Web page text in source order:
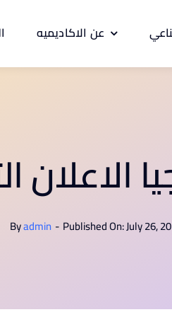
عن الاكاديميه
الاعلان
Byadmin - Published On: July 26,